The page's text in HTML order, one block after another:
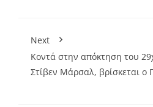
Next
Κοντά στην απόκτηση του
Στίβεν Μάρσαλ, βρίσκεται ο